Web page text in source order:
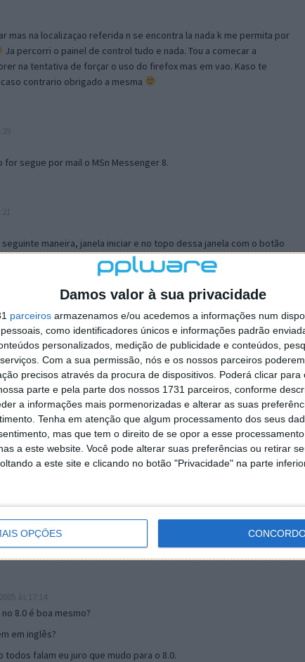
Damos valor à sua privacidade
parceiros armazenamos e/ou acedemos a informações num
como identificadores únicos e informações padrão
personalizados, medição de publicidade e conteúdos,
Com a sua permissão, nós e os nossos parceiros
precisos através da procura de dispositivos. Poderá clicar para
parte e pela parte dos nossos 1731 parceiros, conforme
a informações mais pormenorizadas e alterar as suas
Tenha em atenção que algum processamento dos seus
mas que tem o direito de se opor a esse
a este website. Você pode alterar suas preferências ou retirar
a este site e clicando no botão "Privacidade" na parte
OPÇÕES
mas na localizaçao referida n se encontra la nada k me permita por
Ja percorri o painel de control tudo e nada. Tou a comecar a
na tentativa de forçar o uso do firefox mas em vao. Kaso te
contrario obrigado a mesma
for segue por mail o MSn Messenger 8.
maneira, janela iniciar e no topo dessa janela com o botão
separador Menu ‘Iniciar’ clica no botão ‘Personalizar’ aí
escolheres o Browser com que queres navegar e o gestor de
ao teu Firefox e nas ferramentas ou tools escolhes ‘Opções’ ou
e logo perto do fim encontras um local para colocares um visto
é o browser predefinido.
mail algum.
17:00
8.0 é boa mesmo?
em inglês?
falam eu juro que mudo para o 8.0.